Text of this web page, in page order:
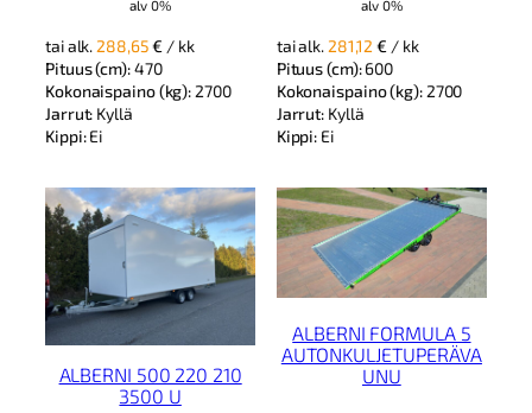
alv 0%
tai alk. 288,65€ / kk
Pituus (cm):470
Kokonaispaino (kg): 2700
Jarrut: Kyllä
Kippi:Ei
alv 0%
tai alk. 281,12€ / kk
Pituus (cm):600
Kokonaispaino (kg): 2700
Jarrut: Kyllä
Kippi: Ei
ALBERNI 500 220 210
3500 U
ALBERNI FORMULA 5
AUTONKULJETUPERÄVA
UNU